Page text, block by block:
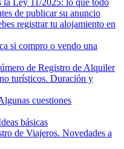
la Ley 11/2025: lo que todo
de publicar su anuncio
registrar tu alojamiento en
si compro o vendo una
de Registro de Alquiler
turísticos. Duración y
cuestiones
básicas
de Viajeros. Novedades a